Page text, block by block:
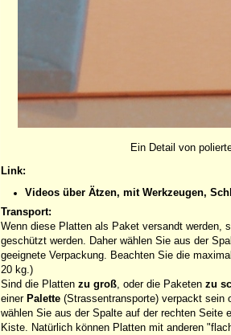
Ein Detail von
Link:
Videos über Ätzen, mit Werkzeugen,
Transport:
Wenn diese Platten als Paket versandt werden,
geschützt werden. Daher wählen Sie aus der
geeignete Verpackung. Beachten Sie die
20 kg.)
Sind die Platten zu groß, oder die Paketen zu
einer Palette (Strassentransporte) verpackt sein
wählen Sie aus der Spalte auf der rechten Seite
Kiste. Natürlich können Platten mit anderen